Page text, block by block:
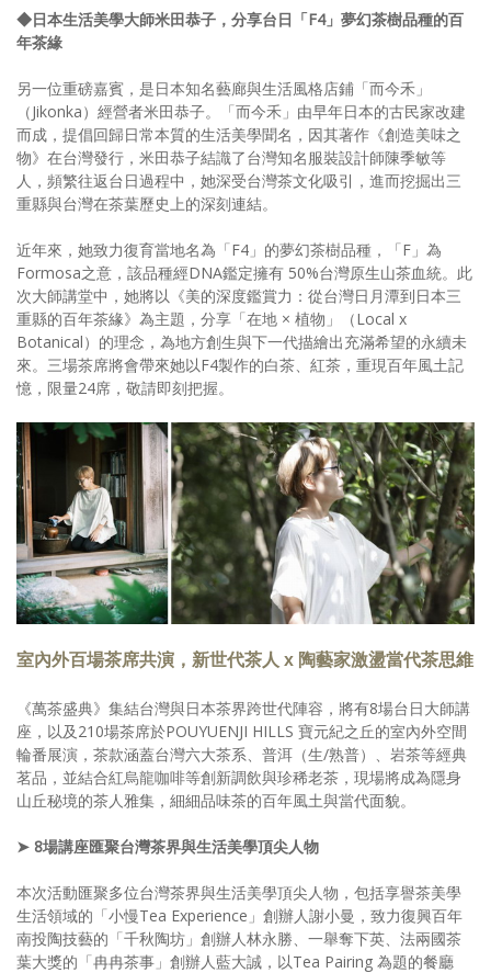
◆日本生活美學大師米田恭子，分享台日「F4」夢幻茶樹品種的百
年茶緣
另一位重磅嘉賓，是日本知名藝廊與生活風格店鋪「而今禾」
（Jikonka）經營者米田恭子。「而今禾」由早年日本的古民家改建
而成，提倡回歸日常本質的生活美學聞名，因其著作《創造美味之
物》在台灣發行，米田恭子結識了台灣知名服裝設計師陳季敏等
人，頻繁往返台日過程中，她深受台灣茶文化吸引，進而挖掘出三
重縣與台灣在茶葉歷史上的深刻連結。
近年來，她致力復育當地名為「F4」的夢幻茶樹品種，「F」為
Formosa之意，該品種經DNA鑑定擁有 50%台灣原生山茶血統。此
次大師講堂中，她將以《美的深度鑑賞力：從台灣日月潭到日本三
重縣的百年茶緣》為主題，分享「在地 × 植物」（Local x
Botanical）的理念，為地方創生與下一代描繪出充滿希望的永續未
來。三場茶席將會帶來她以F4製作的白茶、紅茶，重現百年風土記
憶，限量24席，敬請即刻把握。
室內外百場茶席共演，新世代茶人 x 陶藝家激盪當代茶思維
《萬茶盛典》集結台灣與日本茶界跨世代陣容，將有8場台日大師講
座，以及210場茶席於POUYUENJI HILLS 寶元紀之丘的室內外空間
輪番展演，茶款涵蓋台灣六大茶系、普洱（生/熟普）、岩茶等經典
茗品，並結合紅烏龍咖啡等創新調飲與珍稀老茶，現場將成為隱身
山丘秘境的茶人雅集，細細品味茶的百年風土與當代面貌。
➤ 8場講座匯聚台灣茶界與生活美學頂尖人物
本次活動匯聚多位台灣茶界與生活美學頂尖人物，包括享譽茶美學
生活領域的「小慢Tea Experience」創辦人謝小曼，致力復興百年
南投陶技藝的「千秋陶坊」創辦人林永勝、一舉奪下英、法兩國茶
葉大獎的「冉冉茶事」創辦人藍大誠，以Tea Pairing 為題的餐廳